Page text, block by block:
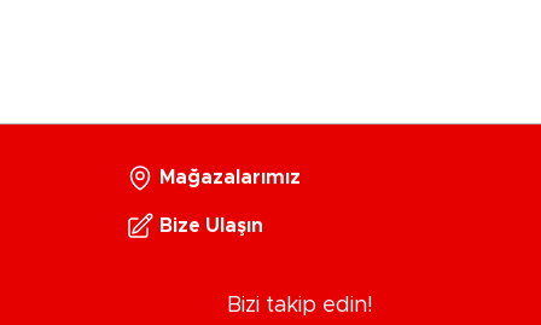
Mağazalarımız
Bize Ulaşın
Bizi takip edin!